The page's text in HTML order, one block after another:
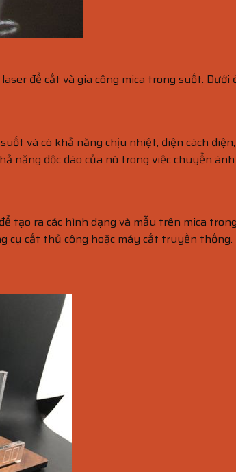
để cắt và gia công mica trong suốt.
và có khả năng chịu nhiệt, điện cách
năng độc đáo của nó trong việc chuyển
ra các hình dạng và mẫu trên mica
cụ cắt thủ công hoặc máy cắt truyền thống.